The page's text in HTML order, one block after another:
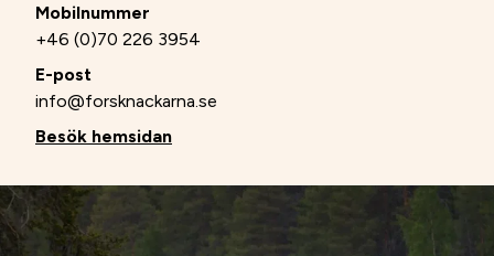
Mobilnummer
+46 (0)70 226 3954
E-post
info@forsknackarna.se
Besök hemsidan